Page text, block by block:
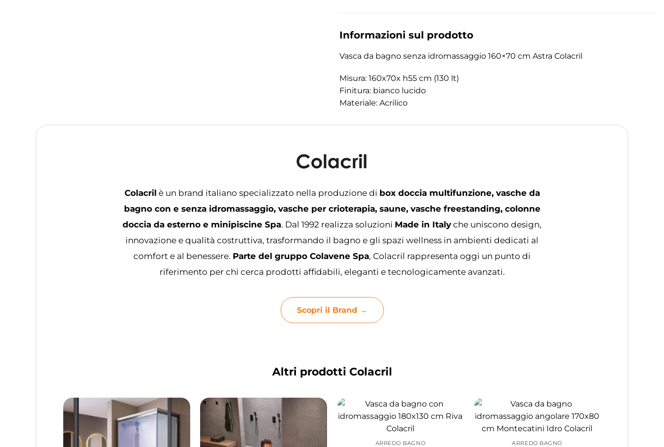
Informazioni sul prodotto
Vasca da bagno senza idromassaggio 160×70 cm Astra Colacril
Misura: 160x70x h55 cm (130 lt)
Finitura: bianco lucido
Materiale: Acrilico
Colacril è un brand italiano specializzato nella produzione di box doccia multifunzione, vasche da
bagno con e senza idromassaggio, vasche per crioterapia, saune, vasche freestanding, colonne
doccia da esterno e minipiscine Spa. Dal 1992 realizza soluzioni Made in Italy che uniscono design,
innovazione e qualità costruttiva, trasformando il bagno e gli spazi wellness in ambienti dedicati al
comfort e al benessere. Parte del gruppo Colavene Spa, Colacril rappresenta oggi un punto di
riferimento per chi cerca prodotti affidabili, eleganti e tecnologicamente avanzati.
Scopri il Brand →
Altri prodotti Colacril
ARREDO BAGNO ARREDO BAGNO